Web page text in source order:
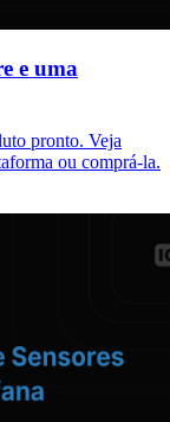
e uma
pronto. Veja
ou comprá-la.